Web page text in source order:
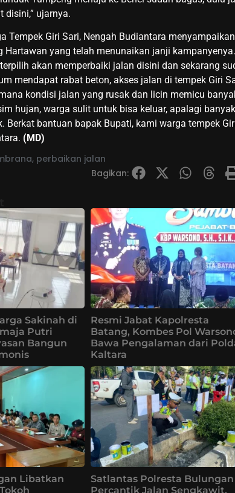
disini,” ujarnya.
Tempek Giri Sari, Nengah Budiantara
Hartawan yang telah menunaikan janji
akan memperbaiki jalan disini dan sekarang
mendapat rabat beton, akses jalan di tempek Giri
kondisi jalan yang rusak dan licin memicu
hujan, warga sulit untuk bisa keluar, apalagi
Berkat bantuan bapak Bupati, kami warga tempek
(MD)
, perbaikan jalan
Bagikan:
Sakinah di
Putri
Bangun
Resmi Jabat Kapolresta
Batang, Kombes Pol
Bawa Pengalaman dari
Kaltara
Libatkan
Satlantas Polresta Bulungan
Percantik Jalan Sengkawit,